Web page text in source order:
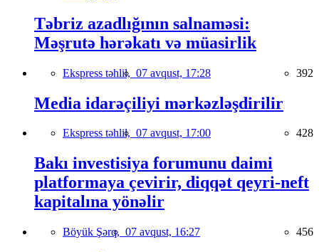
Təbriz azadlığının salnaməsi:
Məşrutə hərəkatı və müasirlik
Ekspress təhlil, 07 avqust, 17:28 392
Media idarəçiliyi mərkəzləşdirilir
Ekspress təhlil, 07 avqust, 17:00 428
Bakı investisiya forumunu daimi
platformaya çevirir, diqqət qeyri-neft
kapitalına yönəlir
Böyük Şərq, 07 avqust, 16:27 456